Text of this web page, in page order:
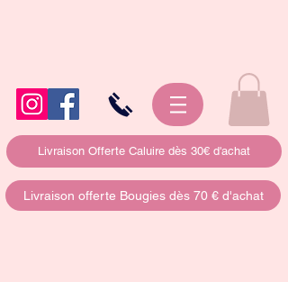
Livraison Offerte Caluire dès 30€ d'achat
Livraison offerte Bougies dès 70 € d'achat